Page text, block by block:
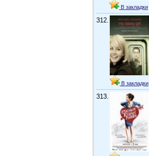
В закладки
312.
В закладки
313.